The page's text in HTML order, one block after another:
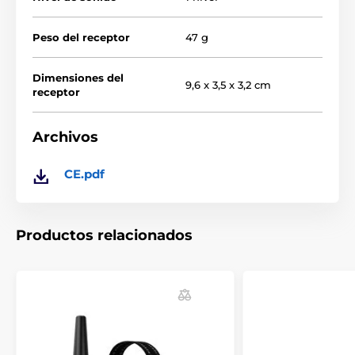
un nivel y una frecuencia fijos que son adecuados
para la mayoría de los perros. Esto garantiza la
Peso del receptor 47 g
Dimensiones del
receptor
9,6 x 3,5 x 3,2 cm
Archivos
CE.pdf
Productos relacionados